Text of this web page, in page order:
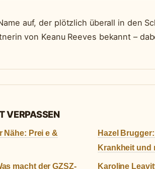
auf, der plötzlich überall in den
von Keanu Reeves bekannt –
VERPASSEN
Nähe: Prei e &
Hazel
Krankheit und
macht der GZSZ-
Karoline